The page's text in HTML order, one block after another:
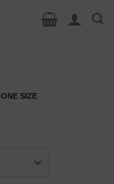
ONE SIZE